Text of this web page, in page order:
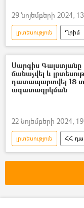
29 նոյեմբերի 2024,
լրտեսություն Ղրիմ
Դատարան
Սարգիս Գալստյանը
ճանաչվել և
դատապարտվել 18
ազատազրկման
22 նոյեմբերի 2024,
լրտեսություն
ՀՀ
Սարգիս Գալստյան
Մեղադրանք